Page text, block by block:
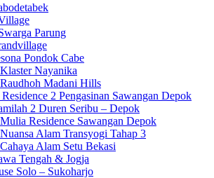
Parung
Pondok Cabe
Nayanika
Madani Hills
2 Pengasinan Sawangan Depok
2 Duren Seribu – Depok
Residence Sawangan Depok
Alam Transyogi Tahap 3
Alam Setu Bekasi
Tengah & Jogja
Solo – Sukoharjo